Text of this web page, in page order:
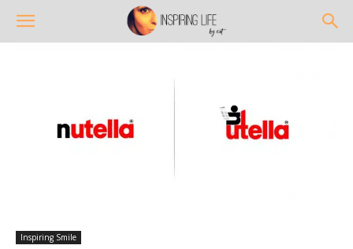
Inspiring Smile